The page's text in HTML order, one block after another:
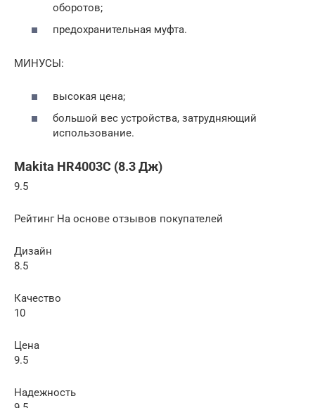
оборотов;
предохранительная муфта.
МИНУСЫ:
высокая цена;
большой вес устройства, затрудняющий
использование.
Makita HR4003C (8.3 Дж)
9.5
Рейтинг На основе отзывов покупателей
Дизайн
8.5
Качество
10
Цена
9.5
Надежность